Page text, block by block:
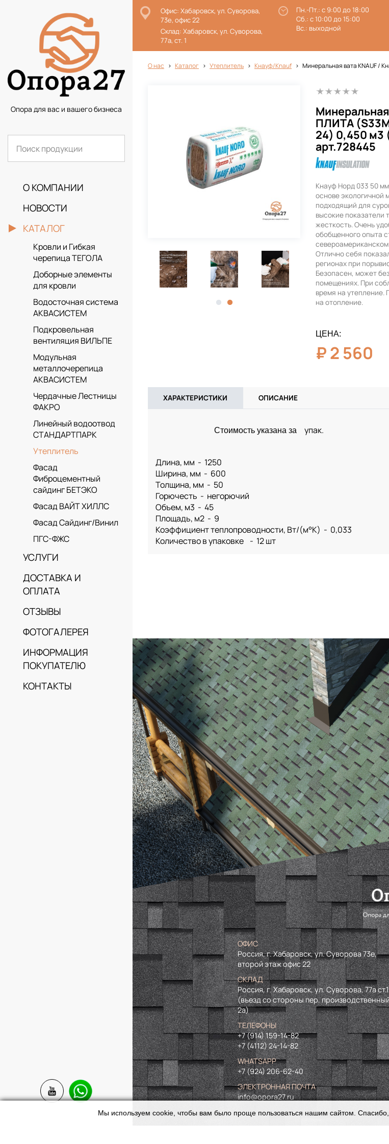
Опора для вас и вашего бизнеса
О КОМПАНИИ
НОВОСТИ
КАТАЛОГ
Кровли и Гибкая
черепица ТЕГОЛА
Доборные элементы
для кровли
Водосточная система
АКВАСИСТЕМ
Подкровельная
вентиляция ВИЛЬПЕ
Модульная
металлочерепица
АКВАСИСТЕМ
Чердачные Лестницы
ФАКРО
Линейный водоотвод
СТАНДАРТПАРК
Утеплитель
Фасад
Фиброцементный
сайдинг БЕТЭКО
Фасад ВАЙТ ХИЛЛС
Фасад Сайдинг/Винил
ПГС-ФЖС
УСЛУГИ
ДОСТАВКА И
ОПЛАТА
ОТЗЫВЫ
ФОТОГАЛЕРЕЯ
ИНФОРМАЦИЯ
ПОКУПАТЕЛЮ
КОНТАКТЫ
Офис: Хабаровск, ул. Суворова,
73е, офис 22
Склад: Хабаровск, ул. Суворова,
77а, ст. 1
Пн.-Пт.: с 9:00 до 18:00
Сб.: с 10:00 до 15:00
Вс.: выходной
О нас Каталог Утеплитель Кнауф/Knauf Минеральная вата KNAUF /
ПЛИТА
24) 0,450 м3
арт.728445
Кнауф Норд 033 50
основе экологичной
подходящий для
высокие показатели
жесткость. Очень
обобщенного опыта
Отлично себя
регионах при
Безопасен, может
помещениях. При
время на утепление.
на отопление.
ЦЕНА:
₽2 560
ХАРАКТЕРИСТИКИ ОПИСАНИЕ
Стоимость указана за упак.
Длина, мм - 1250
Ширина, мм - 600
Толщина, мм - 50
Горючесть - негорючий
Объем, м3 - 45
Площадь, м2 - 9
Коэффициент теплопроводности, Вт/(м°К) - 0,033
Количество в упаковке - 12 шт
ОФИС
Россия, г. Хабаровск, ул. Суворова 73е,
второй этаж офис 22
СКЛАД
Россия, г. Хабаровск, ул. Суворова, 77а ст.1
(въезд со стороны пер.
2а)
ТЕЛЕФОНЫ
+7 (914) 159-14-82
+7 (4112) 24-14-82
WHATSAPP
+7 (924) 206-62-40
ЭЛЕКТРОННАЯ ПОЧТА
info@opora27.ru
Мы используем cookie, чтобы вам было проще пользоваться нашим сайтом.